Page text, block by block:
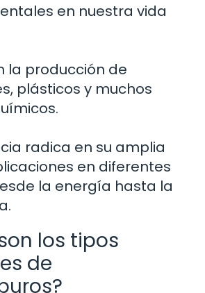
en nuestra vida
la producción de
plásticos y muchos
radica en su amplia
en diferentes
la energía hasta la
los tipos
de